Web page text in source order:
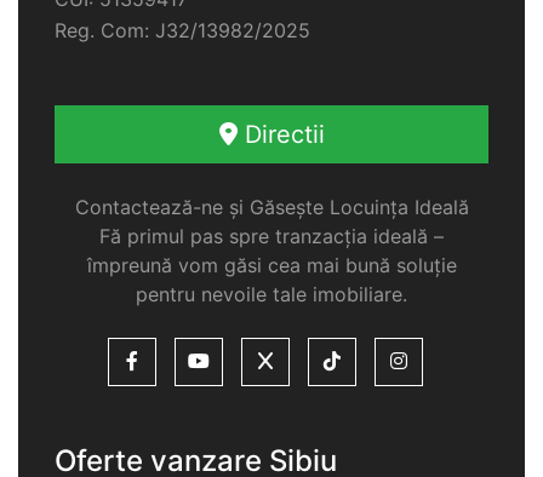
Reg. Com: J32/13982/2025
Directii
Contactează-ne și Găsește Locuința Ideală
Fă primul pas spre tranzacția ideală –
împreună vom găsi cea mai bună soluție
pentru nevoile tale imobiliare.
Oferte vanzare Sibiu